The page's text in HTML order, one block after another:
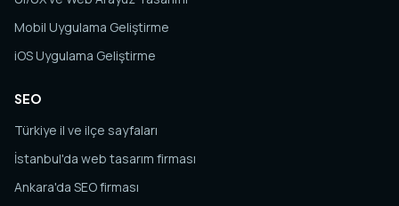
Mobil Uygulama Geliştirme
iOS Uygulama Geliştirme
SEO
Türkiye il ve ilçe sayfaları
İstanbul'da web tasarım firması
Ankara'da SEO firması